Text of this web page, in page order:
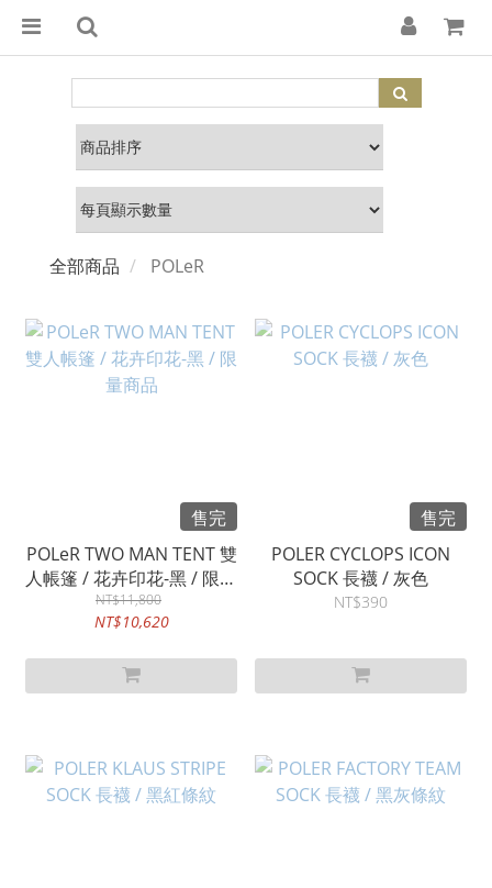
全部商品 POLeR
售完
POLeR TWO MAN TENT 雙
人帳篷 / 花卉印花-黑 / 限量
商品
NT$11,800
NT$10,620
售完
POLER CYCLOPS ICON
SOCK 長襪 / 灰色
NT$390